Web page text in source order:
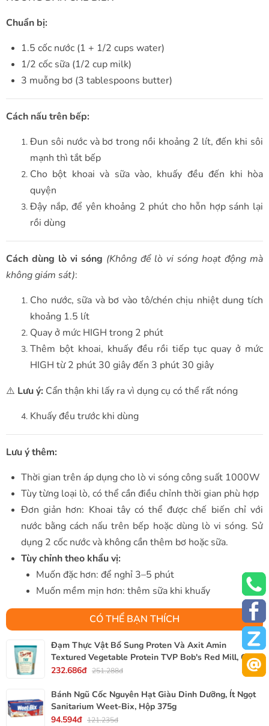
Chuẩn bị:
1.5 cốc nước (1 + 1/2 cups water)
1/2 cốc sữa (1/2 cup milk)
3 muỗng bơ (3 tablespoons butter)
Cách nấu trên bếp:
Đun sôi nước và bơ trong nồi khoảng 2 lít, đến khi sôi
mạnh thì tắt bếp
Cho bột khoai và sữa vào, khuấy đều đến khi hòa
quyện
Đậy nắp, để yên khoảng 2 phút cho hỗn hợp sánh lại
rồi dùng
Cách dùng lò vi sóng (Không để lò vi sóng hoạt động mà
không giám sát):
Cho nước, sữa và bơ vào tô/chén chịu nhiệt dung tích
khoảng 1.5 lít
Quay ở mức HIGH trong 2 phút
Thêm bột khoai, khuấy đều rồi tiếp tục quay ở mức
HIGH từ 2 phút 30 giây đến 3 phút 30 giây
⚠️ Lưu ý: Cẩn thận khi lấy ra vì dụng cụ có thể rất nóng
Khuấy đều trước khi dùng
Lưu ý thêm:
Thời gian trên áp dụng cho lò vi sóng công suất 1000W
Tùy từng loại lò, có thể cần điều chỉnh thời gian phù hợp
Đơn giản hơn: Khoai tây có thể được chế biến chỉ với
nước bằng cách nấu trên bếp hoặc dùng lò vi sóng. Sử
dụng 2 cốc nước và không cần thêm bơ hoặc sữa.
Tùy chỉnh theo khẩu vị:
Muốn đặc hơn: để nghỉ 3–5 phút
Muốn mềm mịn hơn: thêm sữa khi khuấy
CÓ THỂ BẠN THÍCH
Đạm Thực Vật Bổ Sung Proten Và Axit Amin
Textured Vegetable Protein TVP Bob's Red Mill, Gói
340g, 12 Oz.
232.686đ 251.288đ
Bánh Ngũ Cốc Nguyên Hạt Giàu Dinh Dưỡng, Ít Ngọt
Sanitarium Weet-Bix, Hộp 375g
94.594đ 121.235đ